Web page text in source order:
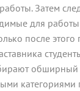
Затем
для
после этого
обширный